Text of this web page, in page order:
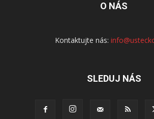
O NÁS
Kontaktujte nás:
SLEDUJ NÁS